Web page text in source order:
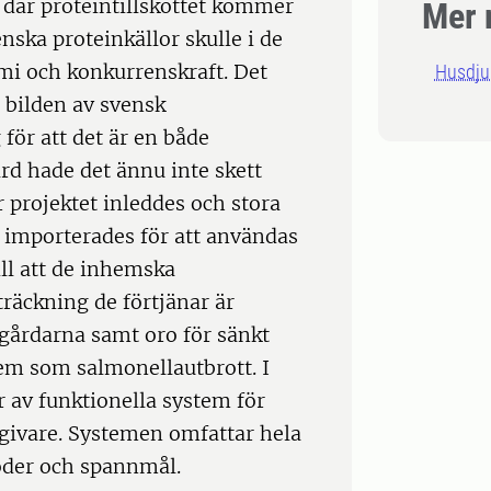
Mer
proteintillskottet kommer
proteinkällor skulle i de
och konkurrenskraft. Det
av svensk
att det är en både
hade det ännu inte skett
inleddes och stora
för att användas
att de inhemska
de förtjänar är
samt oro för sänkt
som salmonellautbrott. I
funktionella system för
Systemen omfattar hela
och spannmål.